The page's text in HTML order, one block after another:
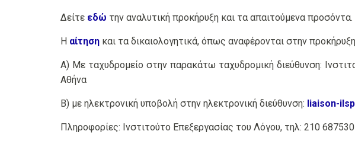
Δείτε εδώ την αναλυτική προκήρυξη και τα απαιτούμενα προσόντα.
Η αίτηση και τα δικαιολογητικά, όπως αναφέρονται στην
Α) Με ταχυδρομείο στην παρακάτω ταχυδρομική διεύθυνση:
Αθήνα
Β) με ηλεκτρονική υποβολή στην ηλεκτρονική διεύθυνση: liaison-
Πληροφορίες: Ινστιτούτο Επεξεργασίας του Λόγου, τηλ: 210